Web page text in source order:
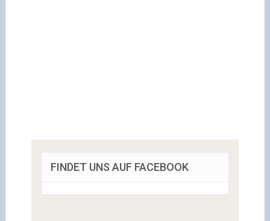
FINDET UNS AUF FACEBOOK